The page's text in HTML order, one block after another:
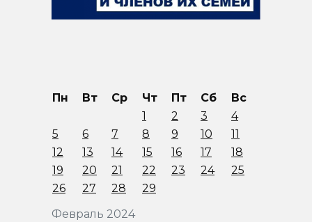
Февраль 2024
Пн Вт Ср Чт Пт Сб
Вс
1
2 3
4
5
6 7 8 9 10
11
12
13 14 15 16 17
18
19
20 21 22 23 24
25
26
27 28 29